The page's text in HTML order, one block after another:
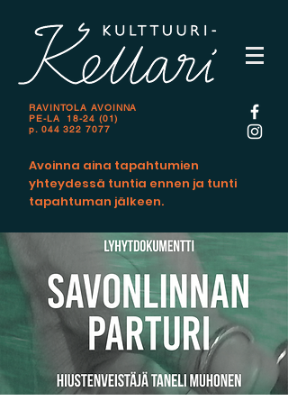
RAVINTOLA AVOINNA
PE-LA 18-24 (01)
p. 044 322 7077
Avoinna aina tapahtumien
yhteydessä tuntia ennen ja tunti
tapahtuman jälkeen.